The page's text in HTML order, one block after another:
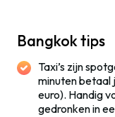
Bangkok tips
Taxi’s zijn
minuten betaal
euro). Handig
gedronken in